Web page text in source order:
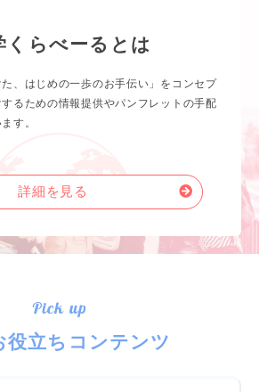
くらべーるとは
た、はじめの一歩のお手伝い」をコンセプ
するための情報提供やパンフレットの手配
す。
詳細を見る
Pick up
役立ちコンテンツ